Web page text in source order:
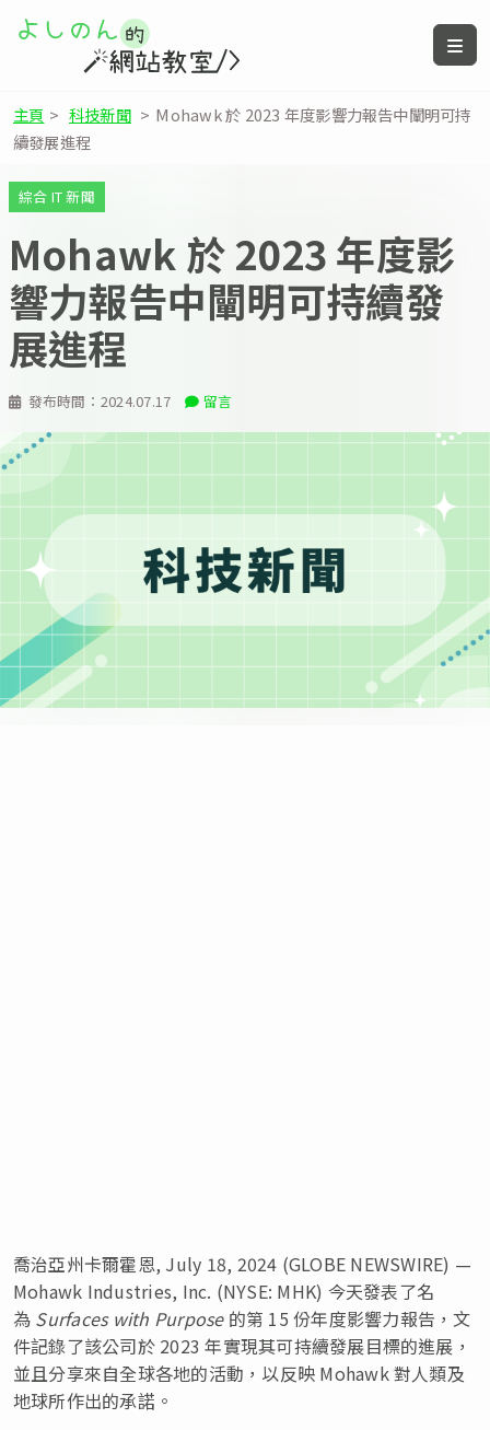
主頁 > 科技新聞 > Mohawk 於 2023 年度影響力報告中闡明可持
續發展進程
發布時間： 2024.07.17 留言
綜合 IT 新聞
Mohawk 於 2023 年度影
響力報告中闡明可持續發
展進程
喬治亞州卡爾霍恩, July 18, 2024 (GLOBE NEWSWIRE) —
Mohawk Industries, Inc. (NYSE: MHK) 今天發表了名
為 Surfaces with Purpose的第 15 份年度影響力報告，文
件記錄了該公司於 2023 年實現其可持續發展目標的進展，
並且分享來自全球各地的活動，以反映 Mohawk 對人類及
地球所作出的承諾。